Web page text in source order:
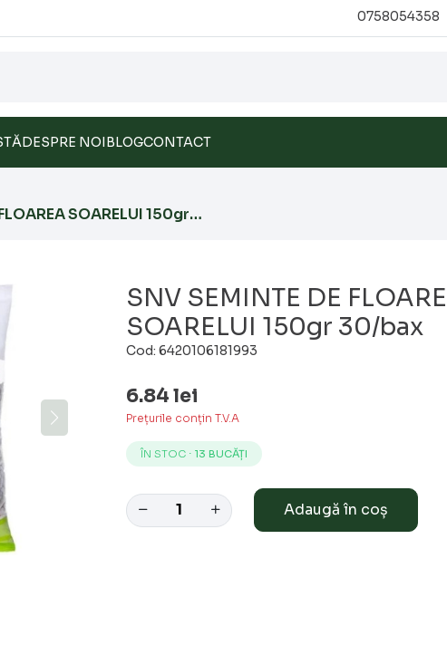
0758054358
DESPRE NOIBLOGCONTACT
SOARELUI 150gr
SNV SEMINTE DE
SOARELUI 150gr 30/bax
Cod: 6420106181993
6.84lei
Prețurile conțin T.V.A
ÎN STOC ⋅ 13 BUCĂȚI
Adaugă în coș